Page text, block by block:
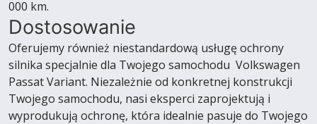
000 km.
Dostosowanie
Oferujemy również niestandardową usługę ochrony
silnika specjalnie dla Twojego samochodu Volkswagen
Passat Variant. Niezależnie od konkretnej konstrukcji
Twojego samochodu, nasi eksperci zaprojektują i
wyprodukują ochronę, która idealnie pasuje do Twojego